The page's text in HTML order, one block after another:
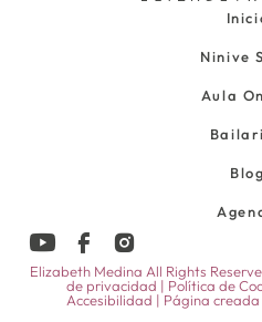
Ninive
Aula
Blog
Elizabeth Medina All Rights
de privacidad | Política de
Accesibilidad | Página